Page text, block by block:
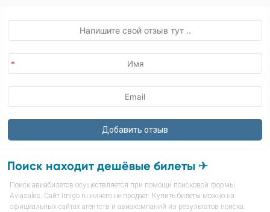
Поиск находит дешёвые билеты ✈
Поиск авиабилетов осуществляется при помощи поисковой формы
Aviasales. Сайт Imigo.ru ничего не продаёт. Купить билеты можно на
официальных сайтах агентств и авиакомпаний из результатов поиска.